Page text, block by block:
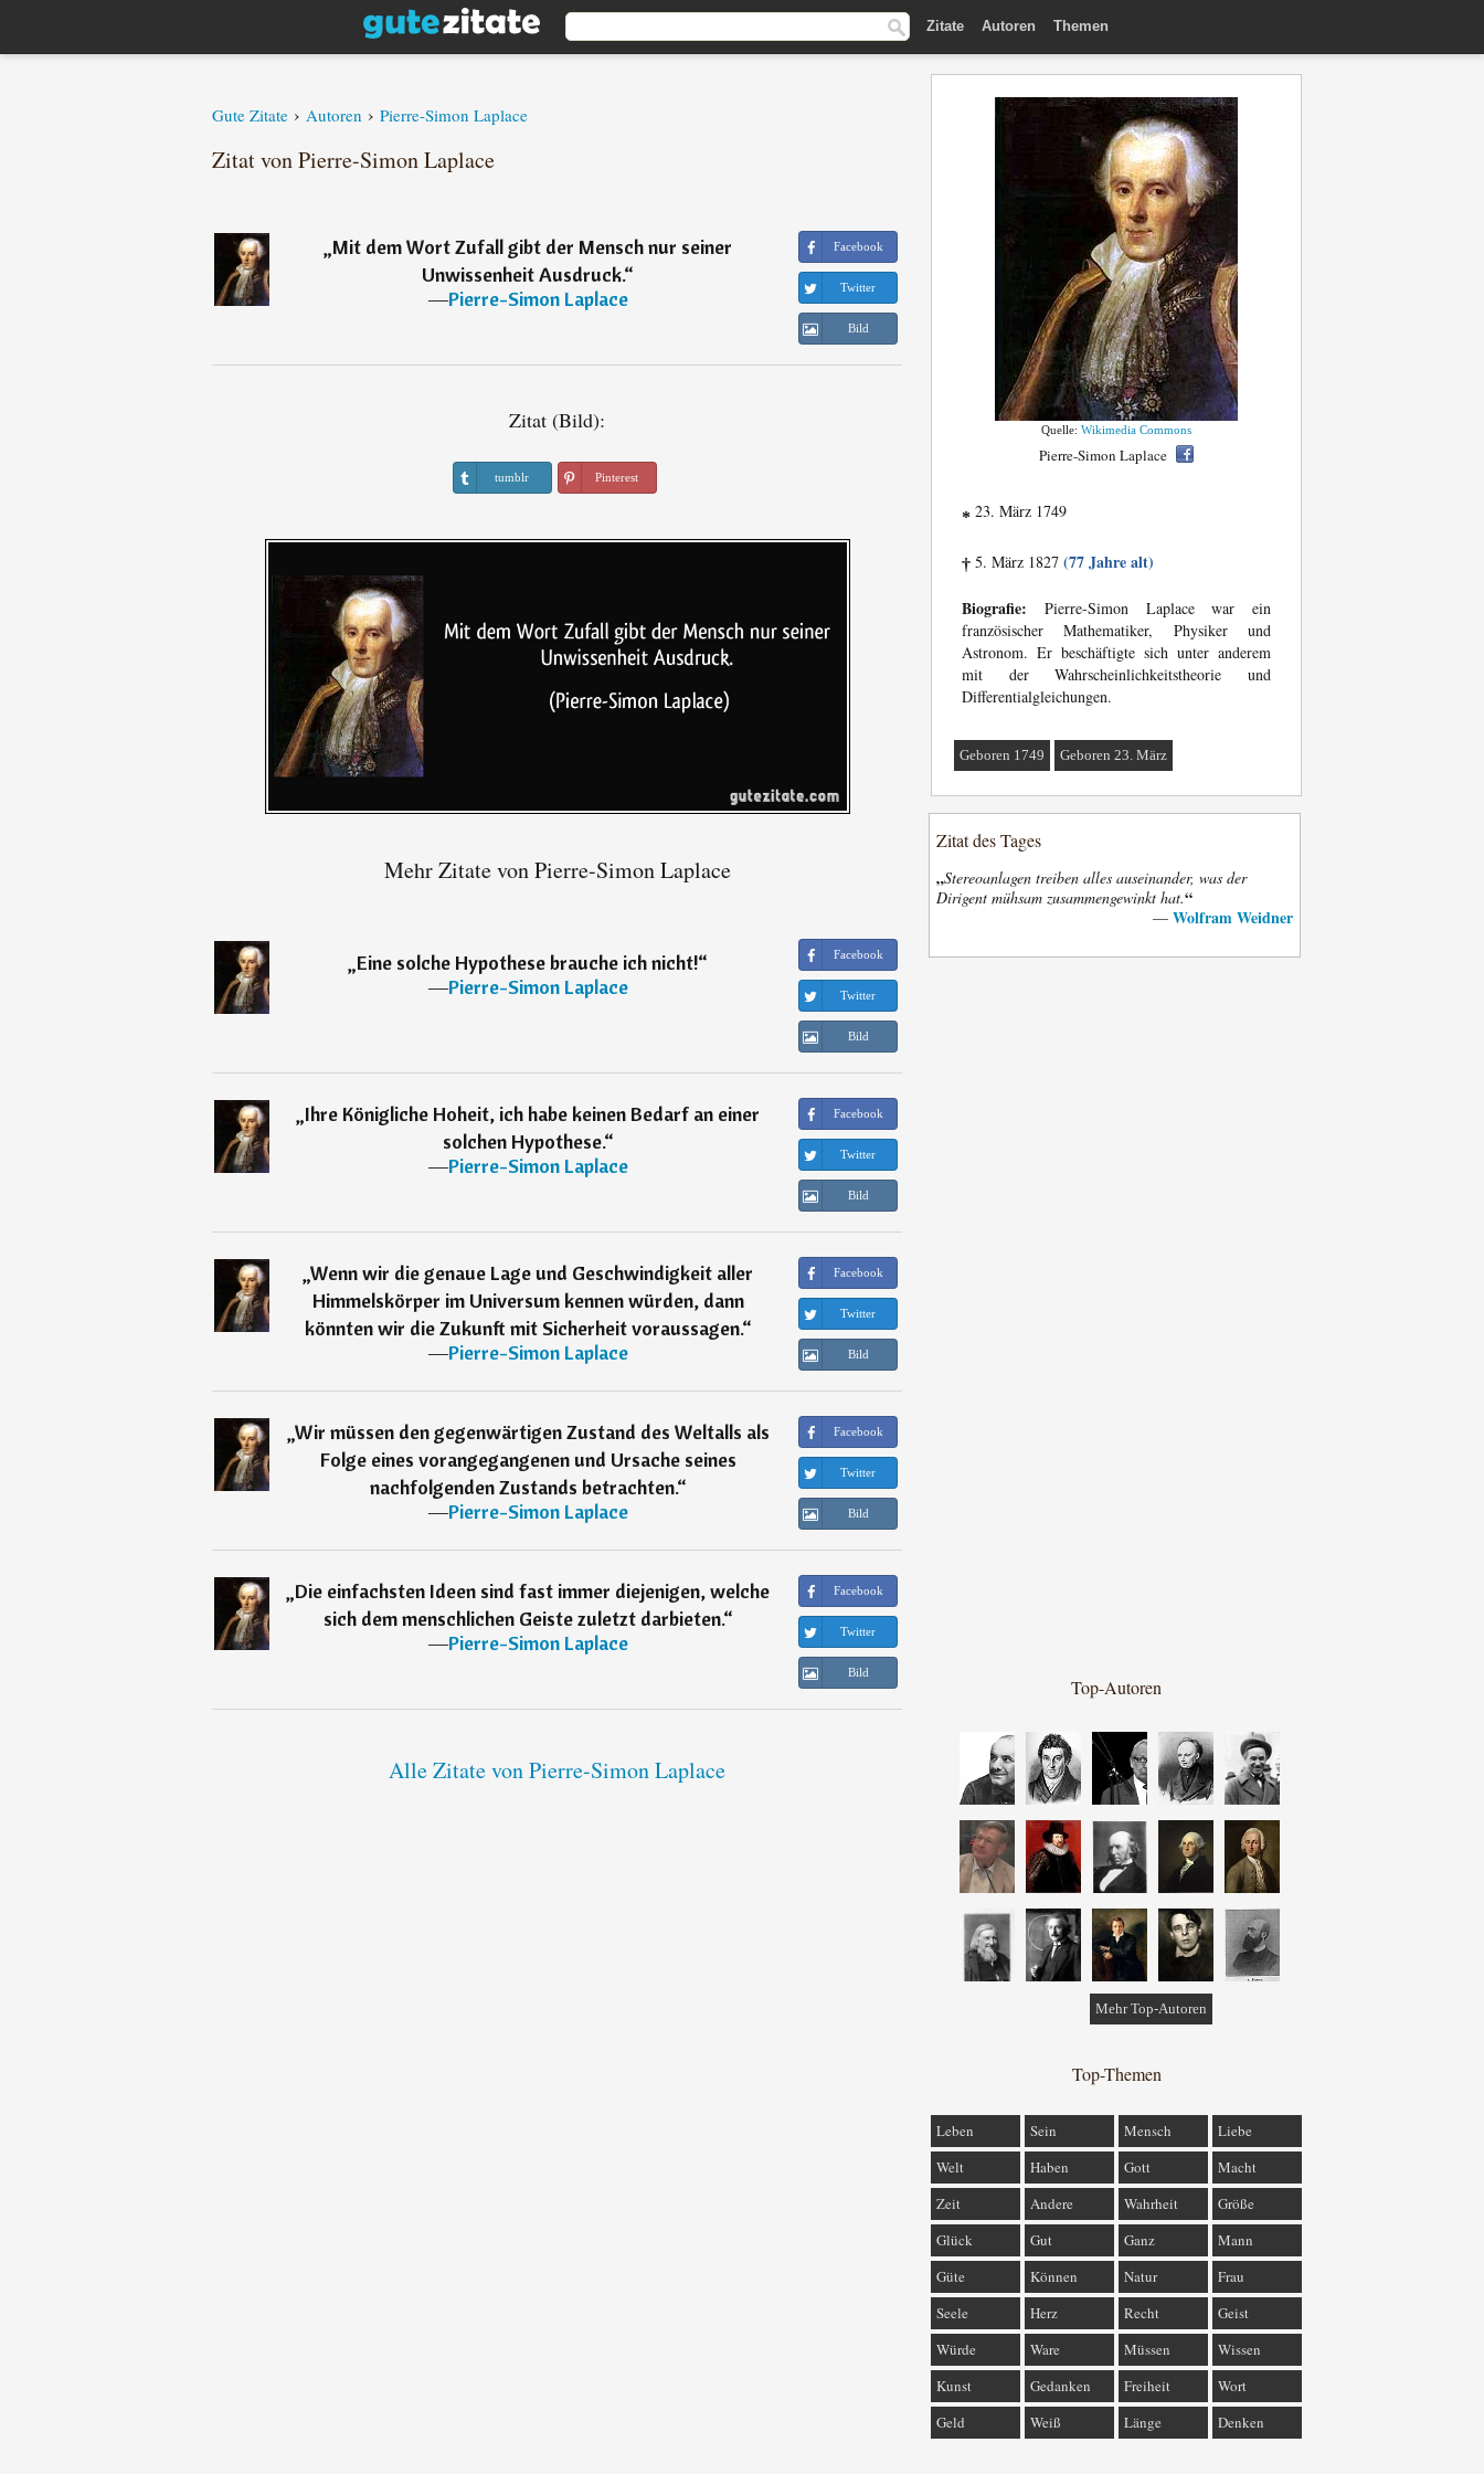
Zitate Autoren Themen
Gute Zitate › Autoren › Pierre-Simon Laplace
Zitat von Pierre-Simon Laplace
„Mit dem Wort Zufall gibt der Mensch nur seiner
Unwissenheit Ausdruck.“
―Pierre-Simon Laplace
Facebook
Twitter
Bild
Zitat (Bild):
tumblr Pinterest
Mehr Zitate von Pierre-Simon Laplace
„Eine solche Hypothese brauche ich nicht!“
―Pierre-Simon Laplace
Facebook
Twitter
Bild
„Ihre Königliche Hoheit, ich habe keinen Bedarf an einer
solchen Hypothese.“
―Pierre-Simon Laplace
Facebook
Twitter
Bild
„Wenn wir die genaue Lage und Geschwindigkeit aller
Himmelskörper im Universum kennen würden, dann
könnten wir die Zukunft mit Sicherheit voraussagen.“
―Pierre-Simon Laplace
Facebook
Twitter
Bild
„Wir müssen den gegenwärtigen Zustand des Weltalls als
Folge eines vorangegangenen und Ursache seines
nachfolgenden Zustands betrachten.“
―Pierre-Simon Laplace
Facebook
Twitter
Bild
„Die einfachsten Ideen sind fast immer diejenigen, welche
sich dem menschlichen Geiste zuletzt darbieten.“
―Pierre-Simon Laplace
Facebook
Twitter
Bild
Alle Zitate von Pierre-Simon Laplace
Quelle: Wikimedia Commons
Pierre-Simon Laplace
* 23. März 1749
† 5. März 1827 (77 Jahre alt)
Biografie: Pierre-Simon Laplace war ein
französischer Mathematiker, Physiker und
Astronom. Er beschäftigte sich unter anderem
mit der Wahrscheinlichkeitstheorie und
Differentialgleichungen.
Geboren 1749 Geboren 23. März
Zitat des Tages
„Stereoanlagen treiben alles auseinander, was der
Dirigent mühsam zusammengewinkt hat.“
— Wolfram Weidner
Top-Autoren
Mehr Top-Autoren
Top-Themen
Leben Sein Mensch
Liebe
Welt
Haben Gott
Macht
Zeit
Andere Wahrheit
Größe
Glück
Gut Ganz
Mann
Güte
Können Natur
Frau
Seele
Herz Recht
Geist
Würde
Ware Müssen
Wissen
Kunst
Gedanken Freiheit
Wort
Geld
Weiß Länge Denken